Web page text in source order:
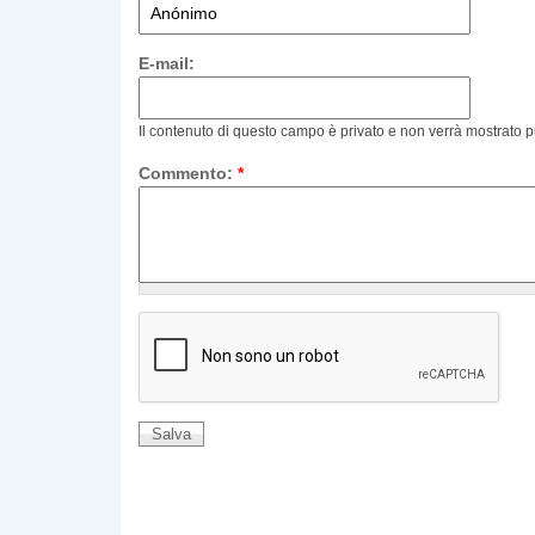
E-mail:
Il contenuto di questo campo è privato e non verrà mostrato
Commento: *